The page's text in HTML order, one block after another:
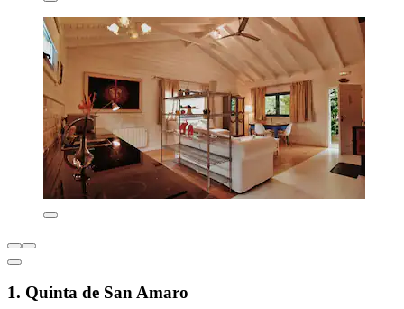
1. Quinta de San Amaro